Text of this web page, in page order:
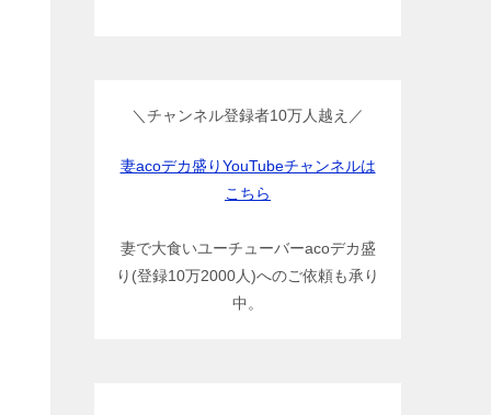
＼チャンネル登録者10万人越え／
妻acoデカ盛りYouTubeチャンネルは
こちら
妻で大食いユーチューバーacoデカ盛
り(登録10万2000人)へのご依頼も承り
中。